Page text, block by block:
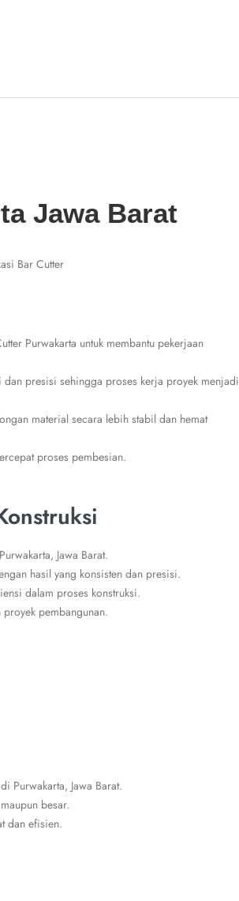
Jawa Barat
Purwakarta untuk membantu pekerjaan
presisi sehingga proses kerja proyek menjadi
material secara lebih stabil dan hemat
proses pembesian.
Jawa Barat.
hasil yang konsisten dan presisi.
dalam proses konstruksi.
pembangunan.
Purwakarta, Jawa Barat.
besar.
dan efisien.